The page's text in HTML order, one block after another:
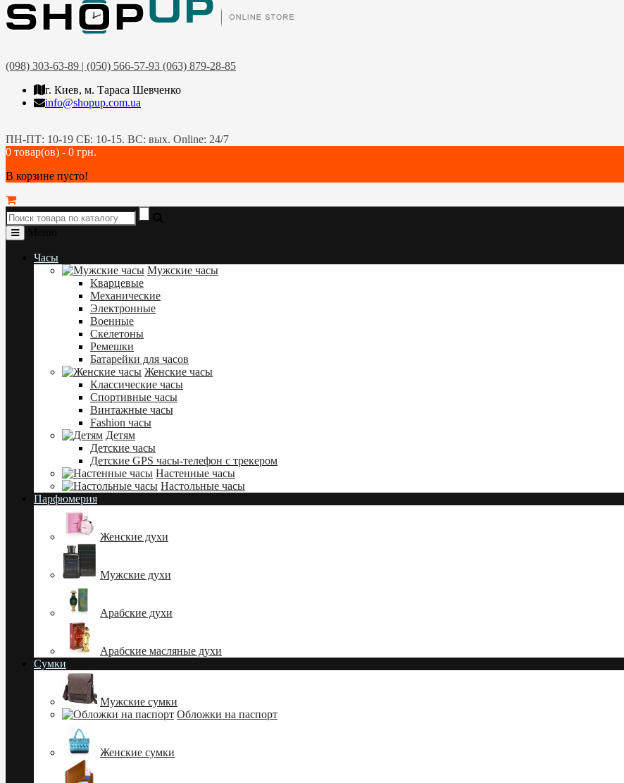
(098) 303-63-89 | (050) 566-57-93 (063) 879-28-85
г. Киев, м. Тараса Шевченко
info@shopup.com.ua
ПН-ПТ: 10-19 СБ: 10-15. ВС: вых. Online: 24/7
0 товар(ов) - 0 грн.
В корзине пусто!
Часы
Мужские часы
Кварцевые
Механические
Электронные
Военные
Скелетоны
Ремешки
Батарейки для часов
Женские часы
Классические часы
Спортивные часы
Винтажные часы
Fashion часы
Детям
Детские часы
Детские GPS часы-телефон с трекером
Настенные часы
Настольные часы
Парфюмерия
Женские духи
Мужские духи
Арабские духи
Арабские масляные духи
Сумки
Мужские сумки
Обложки на паспорт
Женские сумки